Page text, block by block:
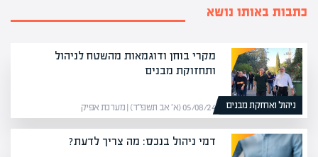
כתבות באותו נושא
ניהול ואחזקת מבנים
מקרי בוחן ודוגמאות מהשטח לניהול
ותחזוקת מבנים
05/08/24 (א׳ אב תשפ״ד) | מערכת אפיק
דמי ניהול בנכס: מה צריך לדעת?